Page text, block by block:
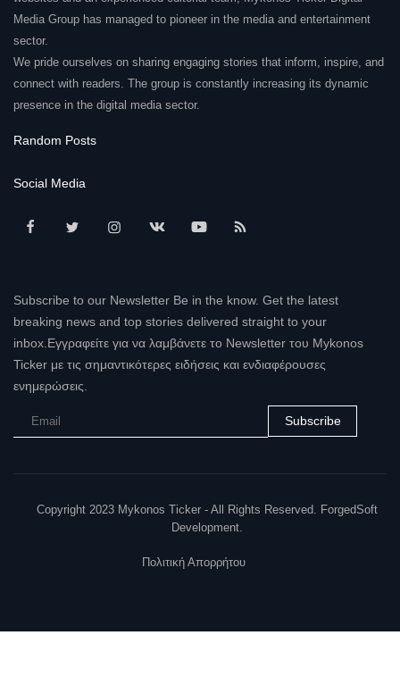
Media Group has managed to pioneer in the media and entertainment
sector.
We pride ourselves on sharing engaging stories that inform, inspire, and
connect with readers. The group is constantly increasing its dynamic
presence in the digital media sector.
Random Posts
Social Media
Subscribe to our Newsletter Be in the know. Get the latest
breaking news and top stories delivered straight to your
inbox.Εγγραφείτε για να λαμβάνετε το Newsletter του Mykonos
Ticker με τις σημαντικότερες ειδήσεις και ενδιαφέρουσες
ενημερώσεις.
Subscribe
Copyright 2023 Mykonos Ticker - All Rights Reserved. ForgedSoft
Development.
Πολιτική Απορρήτου